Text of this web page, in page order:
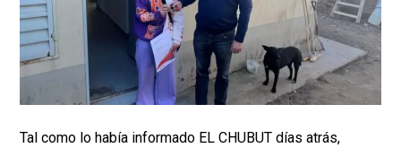
Tal como lo había informado EL CHUBUT días atrás,